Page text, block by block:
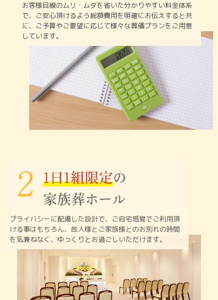
お客様目線のムリ・ムダを省いた分かりやすい料金体系
で、
ご安心頂けるよう総額費用を明確にお伝えすると共
に、
ご予算やご要望に応じて様々な葬儀プランをご用意
しています。
プライバシーに配慮した設計で、ご自宅感覚でご利用頂
ける事はもちろん、故人様とご家族様とのお別れの時間
を気兼ねなく、ゆっくりとお過ごしいただけます。